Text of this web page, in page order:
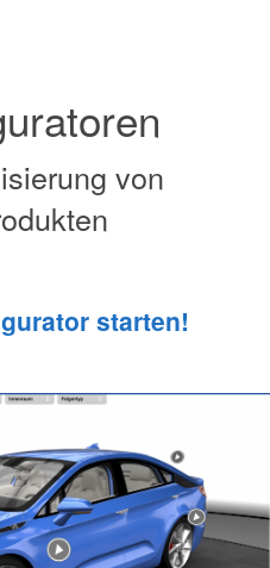
von
starten!